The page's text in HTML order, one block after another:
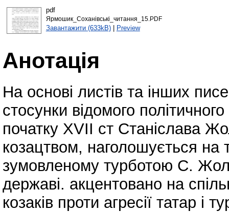
pdf
Ярмошик_Соханівські_читання_15.PDF
Завантажити (633kB)| Preview
Анотація
На основі листів та інших
стосунки відомого
початку ХVII ст Станіслава
козацтвом, наголошується на
зумовленому турботою С.
державі. акцентовано на
козаків проти агресії татар і